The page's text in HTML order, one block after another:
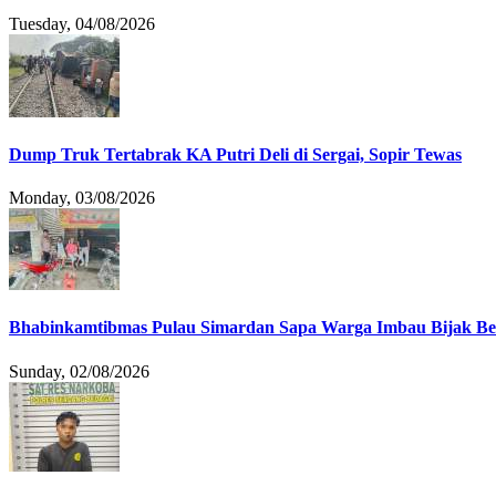
Tuesday, 04/08/2026
Dump Truk Tertabrak KA Putri Deli di Sergai, Sopir Tewas
Monday, 03/08/2026
Bhabinkamtibmas Pulau Simardan Sapa Warga Imbau Bijak
Sunday, 02/08/2026